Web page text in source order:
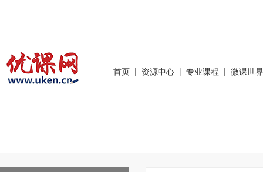
首页 | 资源中心 | 专业课程 | 微课世界